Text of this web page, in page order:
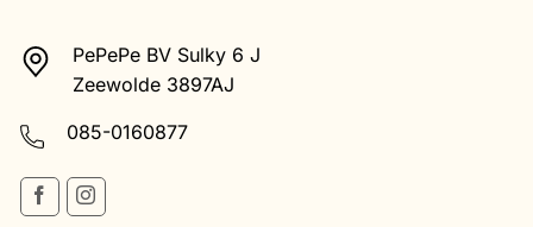
PePePe BV Sulky 6 J
Zeewolde 3897AJ
085-0160877